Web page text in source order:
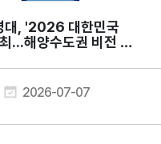
...해양수도권 비전 제
2026-07-07